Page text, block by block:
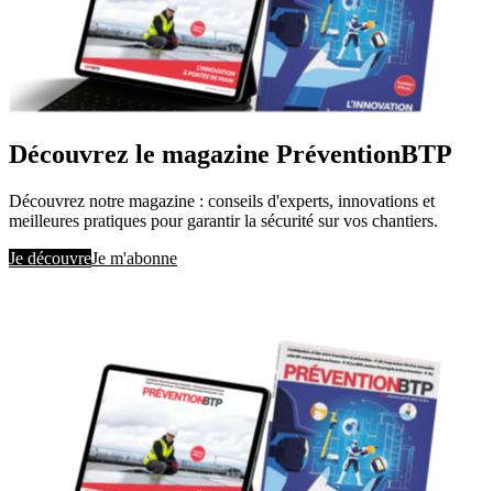
Découvrez le magazine PréventionBTP
Découvrez notre magazine : conseils d'experts, innovations et
meilleures pratiques pour garantir la sécurité sur vos chantiers.
Je découvreJe m'abonne